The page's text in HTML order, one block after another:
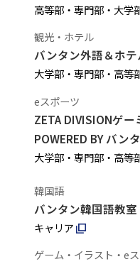
高等部・専門部・大学
観光・ホテル
バンタン外語＆ホ
大学部・専門部・高等
eスポーツ
ZETA DIVISIONゲ
POWERED BY バン
大学部・専門部・高等
韓国語
バンタン韓国語教室
キャリア
ゲーム・イラスト・e